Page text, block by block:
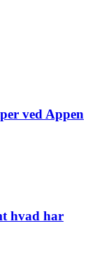
ved Appen
hvad har